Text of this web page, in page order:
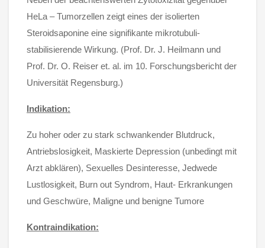
HeLa – Tumorzellen zeigt eines der isolierten
Steroidsaponine eine signifikante mikrotubuli-
stabilisierende Wirkung. (Prof. Dr. J. Heilmann und
Prof. Dr. O. Reiser et. al. im 10. Forschungsbericht der
Universität Regensburg.)
Indikation:
Zu hoher oder zu stark schwankender Blutdruck,
Antriebslosigkeit, Maskierte Depression (unbedingt mit
Arzt abklären), Sexuelles Desinteresse, Jedwede
Lustlosigkeit, Burn out Syndrom, Haut- Erkrankungen
und Geschwüre, Maligne und benigne Tumore
Kontraindikation: